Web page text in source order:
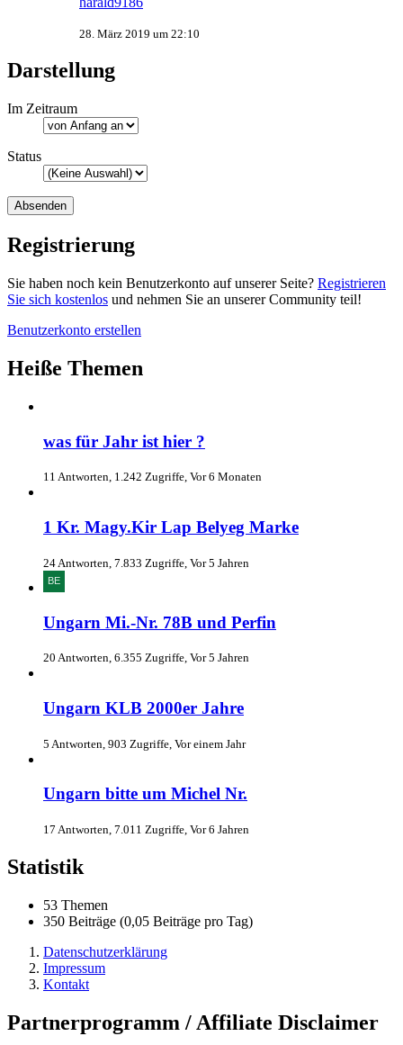
28. März 2019 um 22:10
Darstellung
Im Zeitraum
Status
Registrierung
Sie haben noch kein Benutzerkonto auf unserer Seite? Registrieren
Sie sich kostenlos und nehmen Sie an unserer Community teil!
Benutzerkonto erstellen
Heiße Themen
was für Jahr ist hier ?
11 Antworten, 1.242 Zugriffe, Vor 6 Monaten
1 Kr. Magy.Kir Lap Belyeg Marke
24 Antworten, 7.833 Zugriffe, Vor 5 Jahren
Ungarn Mi.-Nr. 78B und Perfin
20 Antworten, 6.355 Zugriffe, Vor 5 Jahren
Ungarn KLB 2000er Jahre
5 Antworten, 903 Zugriffe, Vor einem Jahr
Ungarn bitte um Michel Nr.
17 Antworten, 7.011 Zugriffe, Vor 6 Jahren
Statistik
53 Themen
350 Beiträge (0,05 Beiträge pro Tag)
Datenschutzerklärung
Impressum
Kontakt
Partnerprogramm / Affiliate Disclaimer